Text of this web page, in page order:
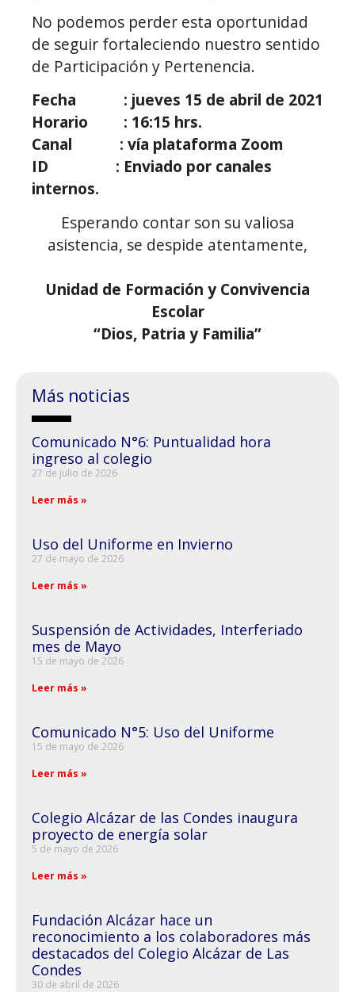
No podemos perder esta oportunidad
de seguir fortaleciendo nuestro sentido
de Participación y Pertenencia.
Fecha : jueves 15 de abril de 2021
Horario : 16:15 hrs.
Canal : vía plataforma Zoom
ID : Enviado por canales
internos.
Esperando contar son su valiosa
asistencia, se despide atentamente,
Unidad de Formación y Convivencia
Escolar
“Dios, Patria y Familia”
Más noticias
Comunicado N°6: Puntualidad hora
ingreso al colegio
27 de julio de 2026
Leer más »
Uso del Uniforme en Invierno
27 de mayo de 2026
Leer más »
Suspensión de Actividades, Interferiado
mes de Mayo
15 de mayo de 2026
Leer más »
Comunicado N°5: Uso del Uniforme
15 de mayo de 2026
Leer más »
Colegio Alcázar de las Condes inaugura
proyecto de energía solar
5 de mayo de 2026
Leer más »
Fundación Alcázar hace un
reconocimiento a los colaboradores más
destacados del Colegio Alcázar de Las
Condes
30 de abril de 2026